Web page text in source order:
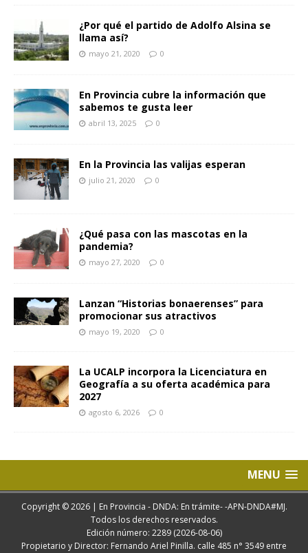
¿Por qué el partido de Adolfo Alsina se
llama así?
mayo 21, 2020 0
En Provincia cubre la información que
sabemos te gusta leer
abril 13, 2025 0
En la Provincia las valijas esperan
julio 21, 2020 0
¿Qué pasa con las mascotas en la
pandemia?
mayo 27, 2020 0
Lanzan “Historias bonaerenses” para
promocionar sus atractivos
mayo 19, 2020 0
La UCALP incorpora la Licenciatura en
Geografía a su oferta académica para
2027
agosto 6, 2026 0
MENU
Copyright © 2026 | En Provincia - DNDA: En trámite- -APN-DNDA#MJ.
Todos los derechos reservados.
Edición número: 2289 (2026-08-06)
Propietario y Director: Fernando Ariel Pinilla. calle 485 n° 3549 entre